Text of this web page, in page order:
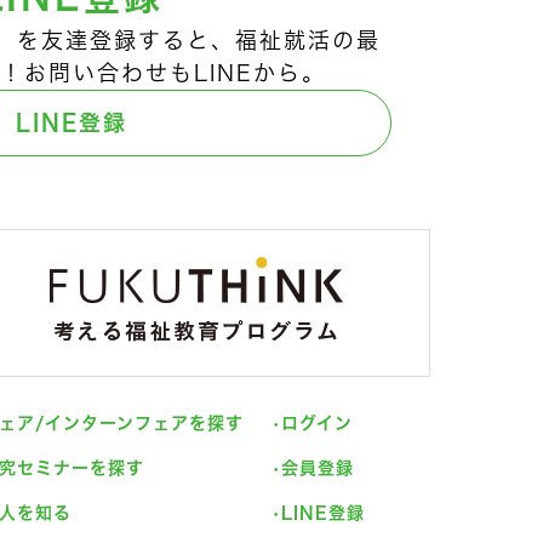
友達登録すると、福祉就活の最
お問い合わせもLINEから。
LINE登録
ア/インターンフェアを探す
セミナーを探す
を知る
ログイン
会員登録
LINE登録